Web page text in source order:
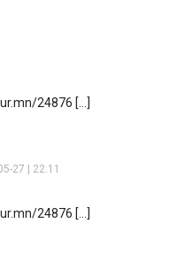
24876 […]
27 | 22:11
24876 […]